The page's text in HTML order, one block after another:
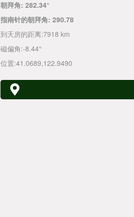
朝拜角: 282.34°
指南针的朝拜角: 290.78
到天房的距离:7918 km
磁偏角:-8.44°
位置:41.0689,122.9490